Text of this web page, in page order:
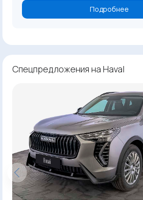
Подробнее
Спецпредложения на Haval